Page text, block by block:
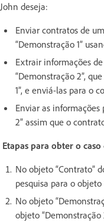
John deseja:
Enviar contratos de
“Demonstração 1”
Extrair informações
“Demonstração 2”,
1”, e enviá-las para o
Enviar as
2” assim que o
Etapas para obter o caso
No objeto “Contrato”
pesquisa para o objeto
No objeto
objeto “Demonstração